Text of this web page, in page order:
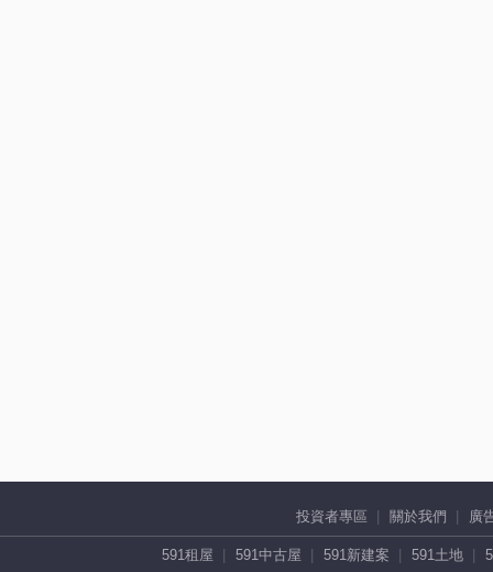
投資者專區 關於我們 廣
591租屋 591中古屋 591新建案 591土地